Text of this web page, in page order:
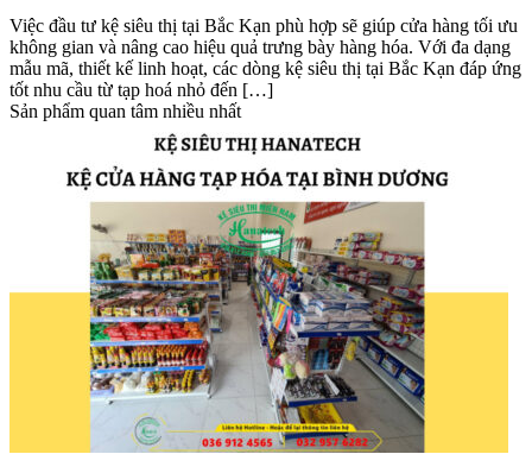
Việc đầu tư kệ siêu thị tại Bắc Kạn phù hợp sẽ giúp cửa hàng tối ưu
không gian và nâng cao hiệu quả trưng bày hàng hóa. Với đa dạng
mẫu mã, thiết kế linh hoạt, các dòng kệ siêu thị tại Bắc Kạn đáp ứng
tốt nhu cầu từ tạp hoá nhỏ đến […]
Sản phẩm quan tâm nhiều nhất